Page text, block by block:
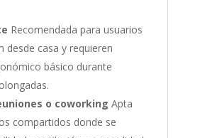
Recomendada para usuarios
desde casa y requieren
básico durante
o coworking Apta
compartidos donde se